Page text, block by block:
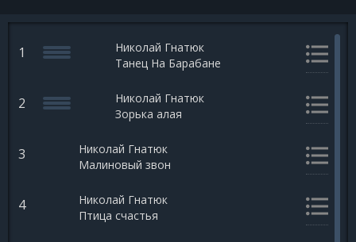
1
Николай Гнатюк
Танец На Барабане
2
Николай Гнатюк
Зорька алая
3
Николай Гнатюк
Малиновый звон
4
Николай Гнатюк
Птица счастья